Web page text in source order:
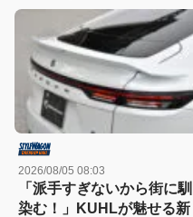
モデリスタのディーラーで
買える流麗スタイル
2026/08/05 08:03
「派手すぎないから街に馴
染む！」KUHLが魅せる新